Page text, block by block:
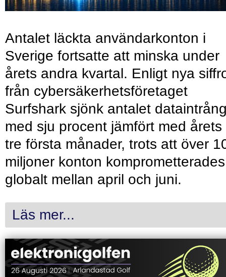
Antalet läckta användarkonton i
Sverige fortsatte att minska under
årets andra kvartal. Enligt nya
från cybersäkerhetsföretaget
Surfshark sjönk antalet
med sju procent jämfört med årets
tre första månader, trots att över
miljoner konton komprometterades
globalt mellan april och juni.
Läs mer...